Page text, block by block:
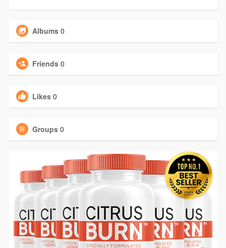
Albums 0
Friends 0
Likes 0
Groups 0